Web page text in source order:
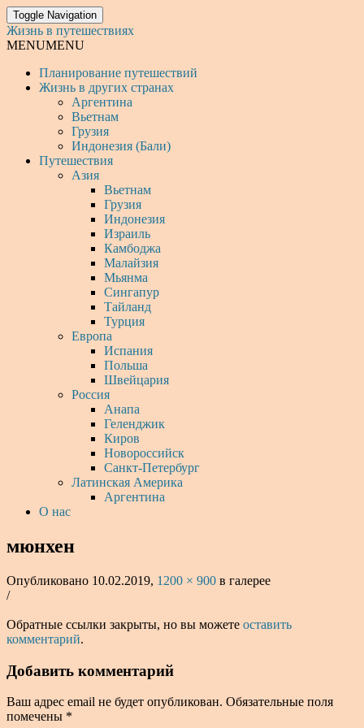
Toggle Navigation
Жизнь в путешествиях
MENUMENU
Планирование путешествий
Жизнь в других странах
Аргентина
Вьетнам
Грузия
Индонезия (Бали)
Путешествия
Азия
Вьетнам
Грузия
Индонезия
Израиль
Камбоджа
Малайзия
Мьянма
Сингапур
Тайланд
Турция
Европа
Испания
Польша
Швейцария
Россия
Анапа
Геленджик
Киров
Новороссийск
Санкт-Петербург
Латинская Америка
Аргентина
О нас
мюнхен
Опубликовано 10.02.2019, 1200 × 900 в галерее
/
Обратные ссылки закрыты, но вы можете оставить
комментарий.
Добавить комментарий
Ваш адрес email не будет опубликован. Обязательные поля
помечены *